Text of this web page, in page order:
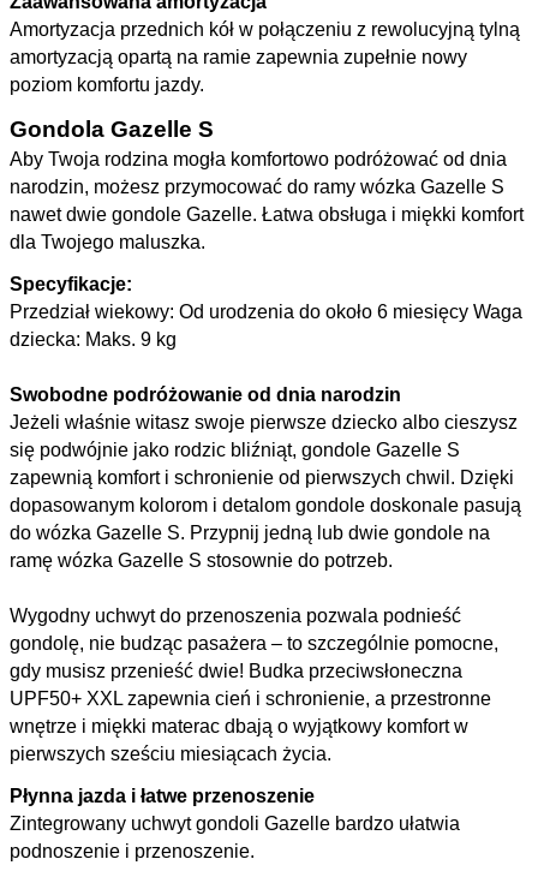
Amortyzacja przednich kół w połączeniu z rewolucyjną tylną
amortyzacją opartą na ramie zapewnia zupełnie nowy
poziom komfortu jazdy.
Gondola Gazelle S
Aby Twoja rodzina mogła komfortowo podróżować od dnia
narodzin, możesz przymocować do ramy wózka Gazelle S
nawet dwie gondole Gazelle. Łatwa obsługa i miękki komfort
dla Twojego maluszka.
Specyfikacje:
Przedział wiekowy: Od urodzenia do około 6 miesięcy Waga
dziecka: Maks. 9 kg
Swobodne podróżowanie od dnia narodzin
Jeżeli właśnie witasz swoje pierwsze dziecko albo cieszysz
się podwójnie jako rodzic bliźniąt, gondole Gazelle S
zapewnią komfort i schronienie od pierwszych chwil. Dzięki
dopasowanym kolorom i detalom gondole doskonale pasują
do wózka Gazelle S. Przypnij jedną lub dwie gondole na
ramę wózka Gazelle S stosownie do potrzeb.
Wygodny uchwyt do przenoszenia pozwala podnieść
gondolę, nie budząc pasażera – to szczególnie pomocne,
gdy musisz przenieść dwie! Budka przeciwsłoneczna
UPF50+ XXL zapewnia cień i schronienie, a przestronne
wnętrze i miękki materac dbają o wyjątkowy komfort w
pierwszych sześciu miesiącach życia.
Płynna jazda i łatwe przenoszenie
Zintegrowany uchwyt gondoli Gazelle bardzo ułatwia
podnoszenie i przenoszenie.